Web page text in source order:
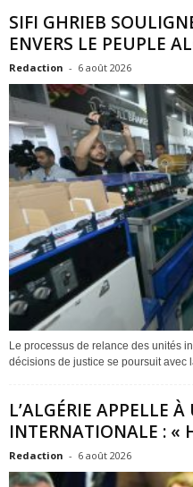
SIFI GHRIEB
ENVERS LE PEUPLE
Redaction - 6 août 2026
Le processus de relance des unités
décisions de justice se poursuit avec
L’ALGÉRIE APPELLE
INTERNATIONALE :
Redaction - 6 août 2026